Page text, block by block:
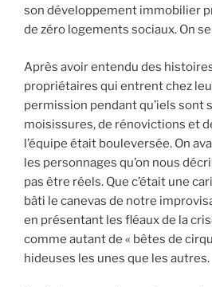
son développement immobilier
de zéro logements sociaux. On
Après avoir entendu des
propriétaires qui entrent chez
permission pendant qu’iels sont
moisissures, de rénovictions et
l’équipe était bouleversée. On
les personnages qu’on nous
pas être réels. Que c’était une
bâti le canevas de notre
en présentant les fléaux de la
comme autant de « bêtes de
hideuses les unes que les autres.